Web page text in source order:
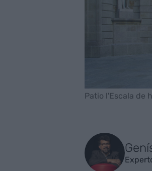
Patio l'Escala de